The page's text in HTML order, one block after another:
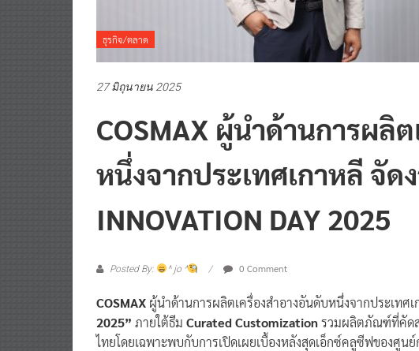
ธุรกิจ/ตลาด
27 มิถุนายน 2025
COSMAX ผู้นำด้านการผลิ
หนึ่งจากประเทศเกาหลี จัด
INNOVATION DAY 2025
Posted By: ^ jo ^ 0 Comment
COSMAX ผู้นำด้านการผลิตเครื่องสำอางอันดับหนึ่งจากประเทศ
2025” ภายใต้ธีม Curated Customizationรวมผลิตภัณฑ์ที่คัด
ไทยโดยเฉพาะพบกับการเปิดเผยเบื้องหลังสุดเอ็กซ์คลูซีฟของศู